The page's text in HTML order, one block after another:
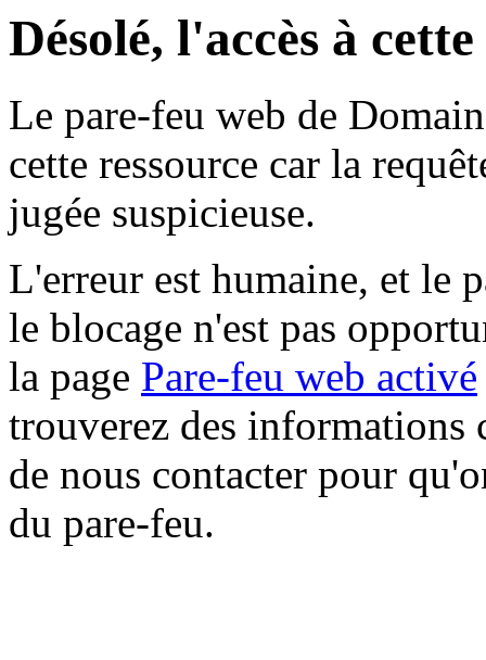
Désolé, l'accès à
Le pare-feu web de
cette ressource car la
jugée suspicieuse.
L'erreur est humaine, et le
le blocage n'est pas
la page Pare-feu web activé
trouverez des informations
de nous contacter pour
du pare-feu.